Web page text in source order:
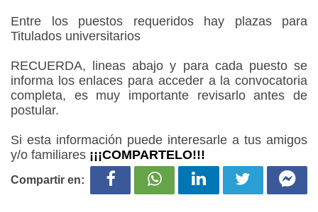
Entre los puestos requeridos hay plazas para
Titulados universitarios
RECUERDA, lineas abajo y para cada puesto se
informa los enlaces para acceder a la convocatoria
completa, es muy importante revisarlo antes de
postular.
Si esta información puede interesarle a tus amigos
y/o familiares ¡¡¡COMPARTELO!!!
Compartir en: